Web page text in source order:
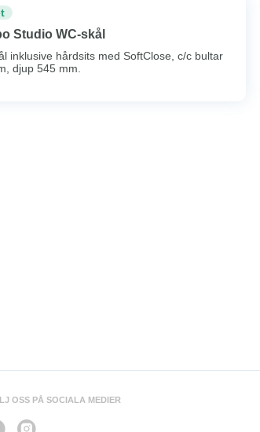
Studio WC-skål
inklusive hårdsits med SoftClose, c/c bultar
djup 545 mm.
OSS PÅ SOCIALA MEDIER